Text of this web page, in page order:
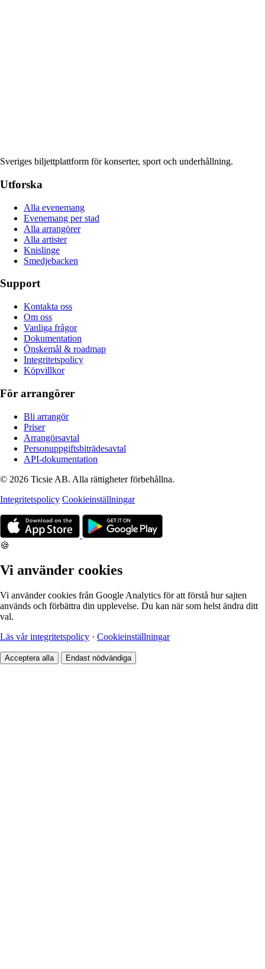
Sveriges biljettplattform för konserter, sport och underhållning.
Utforska
Alla evenemang
Evenemang per stad
Alla arrangörer
Alla artister
Knislinge
Smedjebacken
Support
Kontakta oss
Om oss
Vanliga frågor
Dokumentation
Önskemål & roadmap
Integritetspolicy
Köpvillkor
För arrangörer
Bli arrangör
Priser
Arrangörsavtal
Personuppgiftsbiträdesavtal
API-dokumentation
© 2026 Ticsie AB. Alla rättigheter förbehållna.
Integritetspolicy Cookieinställningar
🍪
Vi använder cookies
Vi använder cookies från Google Analytics för att förstå hur sajten
används och förbättra din upplevelse. Du kan när som helst ändra ditt
val.
Läs vår integritetspolicy · Cookieinställningar
Acceptera alla Endast nödvändiga